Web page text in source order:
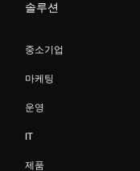
솔루션
중소기업
마케팅
운영
IT
제품